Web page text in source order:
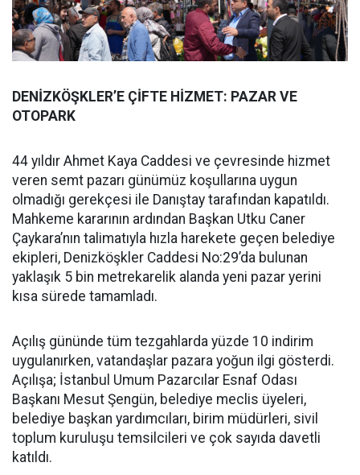
DENİZKÖŞKLER’E ÇİFTE HİZMET: PAZAR VE
OTOPARK
44 yıldır Ahmet Kaya Caddesi ve çevresinde hizmet
veren semt pazarı günümüz koşullarına uygun
olmadığı gerekçesi ile Danıştay tarafından kapatıldı.
Mahkeme kararının ardından Başkan Utku Caner
Çaykara’nın talimatıyla hızla harekete geçen belediye
ekipleri, Denizköşkler Caddesi No:29’da bulunan
yaklaşık 5 bin metrekarelik alanda yeni pazar yerini
kısa sürede tamamladı.
Açılış gününde tüm tezgahlarda yüzde 10 indirim
uygulanırken, vatandaşlar pazara yoğun ilgi gösterdi.
Açılışa; İstanbul Umum Pazarcılar Esnaf Odası
Başkanı Mesut Şengün, belediye meclis üyeleri,
belediye başkan yardımcıları, birim müdürleri, sivil
toplum kuruluşu temsilcileri ve çok sayıda davetli
katıldı.